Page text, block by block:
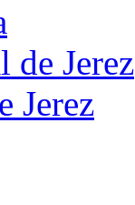
de Jerez
Jerez